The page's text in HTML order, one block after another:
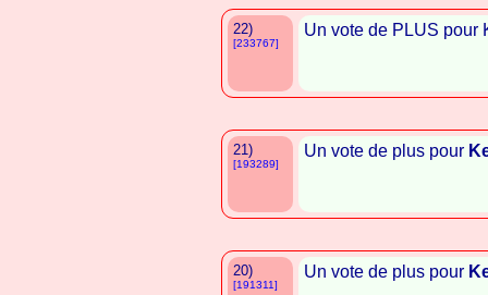
22)
[233767]
Un vote de PLUS pour
21)
[193289]
Un vote de plus pour
20)
[191311]
Un vote de plus pour